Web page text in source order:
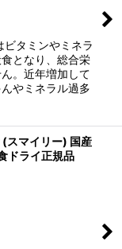
ビタミンやミネラ
となり、総合栄
。近年増加して
やミネラル過多
マイリー) 国産
ドライ正規品